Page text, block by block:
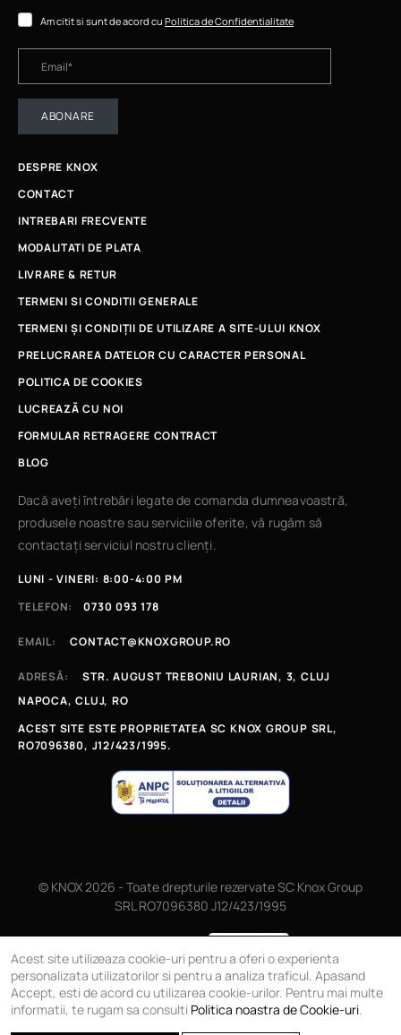
Am citit si sunt de acord cu Politica de Confidentialitate
ABONARE
DESPRE KNOX
CONTACT
INTREBARI FRECVENTE
MODALITATI DE PLATA
LIVRARE & RETUR
TERMENI SI CONDITII GENERALE
TERMENI ȘI CONDIȚII DE UTILIZARE A SITE-ULUI KNOX
PRELUCRAREA DATELOR CU CARACTER PERSONAL
POLITICA DE COOKIES
LUCREAZÃ CU NOI
FORMULAR RETRAGERE CONTRACT
BLOG
Dacă aveți întrebări legate de comanda dumneavoastră,
produsele noastre sau serviciile oferite, vă rugăm să
contactați serviciul nostru clienți.
LUNI - VINERI: 8:00-4:00 PM
TELEFON:
0730 093 178
EMAIL: CONTACT@KNOXGROUP.RO
ADRESĂ:
STR. AUGUST TREBONIU LAURIAN, 3, CLUJ
NAPOCA, CLUJ, RO
ACEST SITE ESTE PROPRIETATEA SC KNOX GROUP SRL,
RO7096380, J12/423/1995.
© KNOX 2026 - Toate drepturile rezervate SC Knox Group
SRL RO7096380 J12/423/1995
Acest site utilizeaza cookie-uri pentru a oferi o experienta
personalizata utilizatorilor si pentru a analiza traficul. Apasand
Accept, esti de acord cu utilizarea cookie-urilor. Pentru mai multe
informatii, te rugam sa consulti Politica noastra de Cookie-uri.